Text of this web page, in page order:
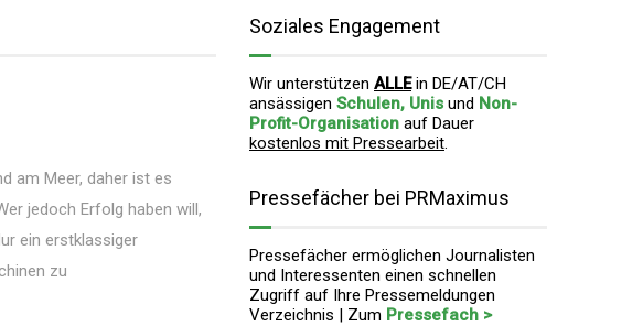
am Meer, daher ist es
jedoch Erfolg haben will,
ein erstklassiger
zu
Soziales Engagement
Wir unterstützen ALLEin DE/AT/CH
ansässigen Schulen, Unis und Non-
Profit-Organisation auf Dauer
kostenlos mit Pressearbeit.
Pressefächer bei PRMaximus
Pressefächer ermöglichen Journalisten
und Interessenten einen schnellen
Zugriff auf Ihre Pressemeldungen
Verzeichnis | Zum Pressefach >